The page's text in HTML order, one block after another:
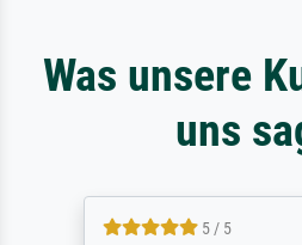
Was unsere
uns
5 / 5